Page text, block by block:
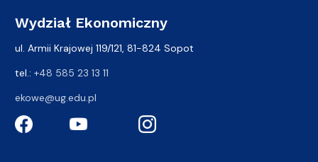
Wydział Ekonomiczny
ul. Armii Krajowej 119/121, 81-824 Sopot
tel.: +48 585 23 13 11
ekowe@ug.edu.pl